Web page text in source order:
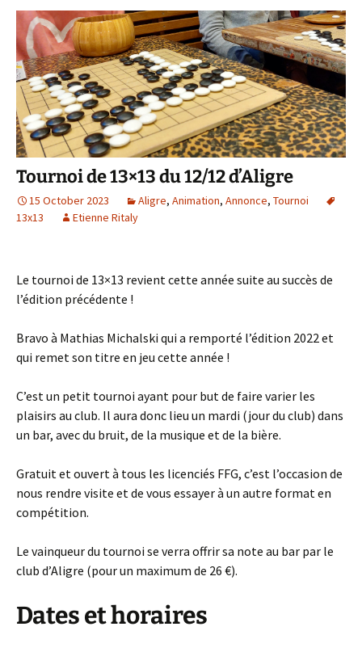
Tournoi de 13×13 du 12/12 d’Aligre
15 October 2023 Aligre, Animation, Annonce, Tournoi
13x13
Etienne Ritaly
Le tournoi de 13×13 revient cette année suite au succès de
l’édition précédente !
Bravo à Mathias Michalski qui a remporté l’édition 2022 et
qui remet son titre en jeu cette année !
C’est un petit tournoi ayant pour but de faire varier les
plaisirs au club. Il aura donc lieu un mardi (jour du club) dans
un bar, avec du bruit, de la musique et de la bière.
Gratuit et ouvert à tous les licenciés FFG, c’est l’occasion de
nous rendre visite et de vous essayer à un autre format en
compétition.
Le vainqueur du tournoi se verra offrir sa note au bar par le
club d’Aligre (pour un maximum de 26 €).
Dates et horaires